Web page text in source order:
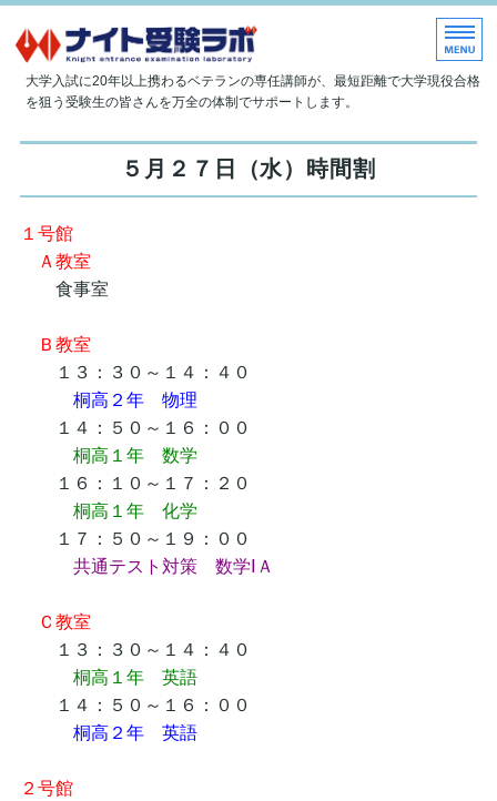
大学現役合格指導塾 ナイト
大学入試に20年以上携わるベテランの専任講師が、最短距離で大学現役合格
を狙う受験生の皆さんを万全の体制でサポートします。
ホーム
授業内容
入塾のご案内
５月２７日（水）時間割
１号館
Ａ教室
食事室
Ｂ教室
１３：３０～１４：４０
桐高２年 物理
１４：５０～１６：００
桐高１年 数学
１６：１０～１７：２０
桐高１年 化学
１７：５０～１９：００
共通テスト対策 数学ⅠＡ
Ｃ教室
１３：３０～１４：４０
桐高１年 英語
１４：５０～１６：００
桐高２年 英語
２号館